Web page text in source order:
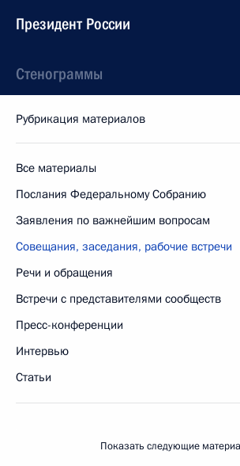
Президент России
Стенограммы
Рубрикация материалов
Все материалы
Послания Федеральному Собранию
Заявления по важнейшим вопросам
Совещания, заседания, рабочие встречи
Речи и обращения
Встречи с представителями сообществ
Пресс-конференции
Интервью
Статьи
Показать следующие